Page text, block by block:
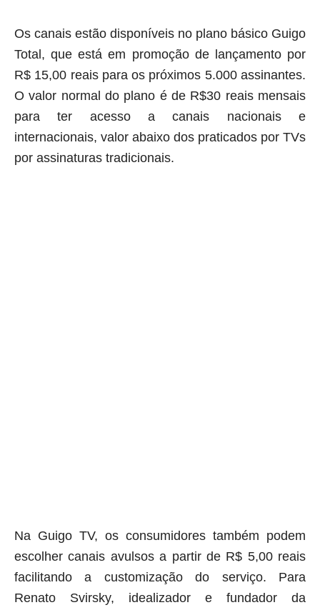
Os canais estão disponíveis no plano básico Guigo
Total, que está em promoção de lançamento por
R$ 15,00 reais para os próximos 5.000 assinantes.
O valor normal do plano é de R$30 reais mensais
para ter acesso a canais nacionais e
internacionais, valor abaixo dos praticados por TVs
por assinaturas tradicionais.
Na Guigo TV, os consumidores também podem
escolher canais avulsos a partir de R$ 5,00 reais
facilitando a customização do serviço. Para
Renato Svirsky, idealizador e fundador da